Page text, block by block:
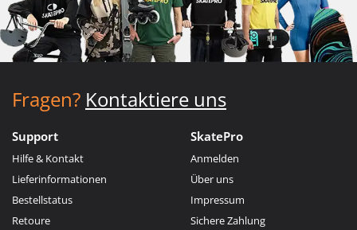
Fragen? Kontaktiere uns
Support
Hilfe & Kontakt
Lieferinformationen
Bestellstatus
Retoure
SkatePro
Anmelden
Über uns
Impressum
Sichere Zahlung